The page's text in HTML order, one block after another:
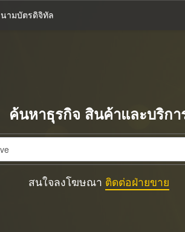
นามบัตรดิจิทัล
ค้นหาธุรกิจ สินค้าและบริกา
สนใจลงโฆษณา ติดต่อฝ่ายขาย